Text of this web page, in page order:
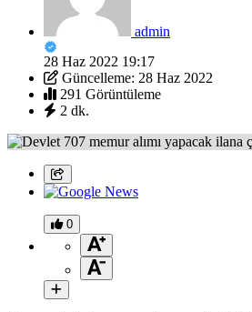
admin
28 Haz 2022 19:17
Güncelleme: 28 Haz 2022
291 Görüntüleme
2 dk.
0